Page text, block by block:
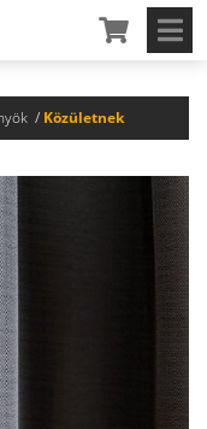
Közületnek